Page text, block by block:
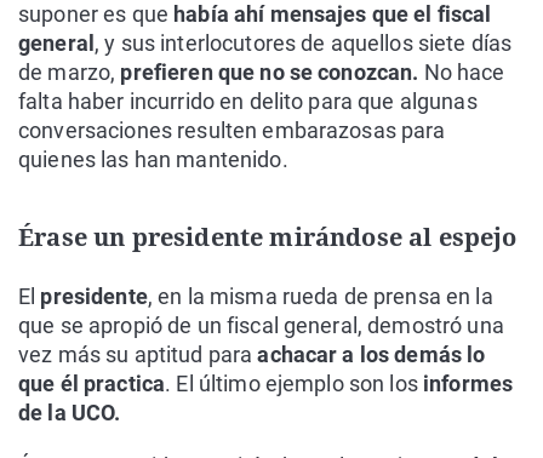
suponer es que había ahí mensajes que el fiscal
general , y sus interlocutores de aquellos siete días
de marzo, prefieren que no se conozcan. No hace
falta haber incurrido en delito para que algunas
conversaciones resulten embarazosas para
quienes las han mantenido.
Érase un presidente mirándose al espejo
El presidente, en la misma rueda de prensa en la
que se apropió de un fiscal general, demostró una
vez más su aptitud paraachacar a los demás lo
que él practica. El último ejemplo son los informes
de la UCO.